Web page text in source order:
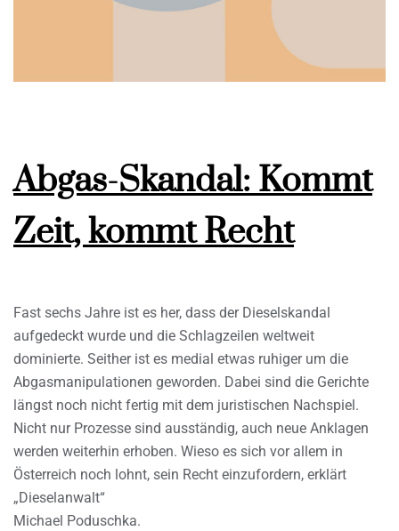
Abgas-Skandal: Kommt
Zeit, kommt Recht
Fast sechs Jahre ist es her, dass der Dieselskandal
aufgedeckt wurde und die Schlagzeilen weltweit
dominierte. Seither ist es medial etwas ruhiger um die
Abgasmanipulationen geworden. Dabei sind die Gerichte
längst noch nicht fertig mit dem juristischen Nachspiel.
Nicht nur Prozesse sind ausständig, auch neue Anklagen
werden weiterhin erhoben. Wieso es sich vor allem in
Österreich noch lohnt, sein Recht einzufordern, erklärt
„Dieselanwalt“
Michael Poduschka.